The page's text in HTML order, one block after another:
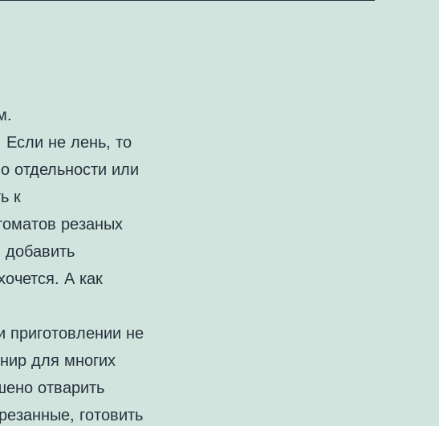
Если не лень, то
отдельности или
к
резаных
А как
не
для многих
отварить
готовить